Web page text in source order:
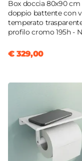
Cromo
Resistenza
300 W
Temperatura
90°C
24h auto
|2h
Posizione
Lato destro
Resistenza
Box doccia 80x90 cm
doppio battente con
temperato
profilo cromo 195h -
€ 329,00